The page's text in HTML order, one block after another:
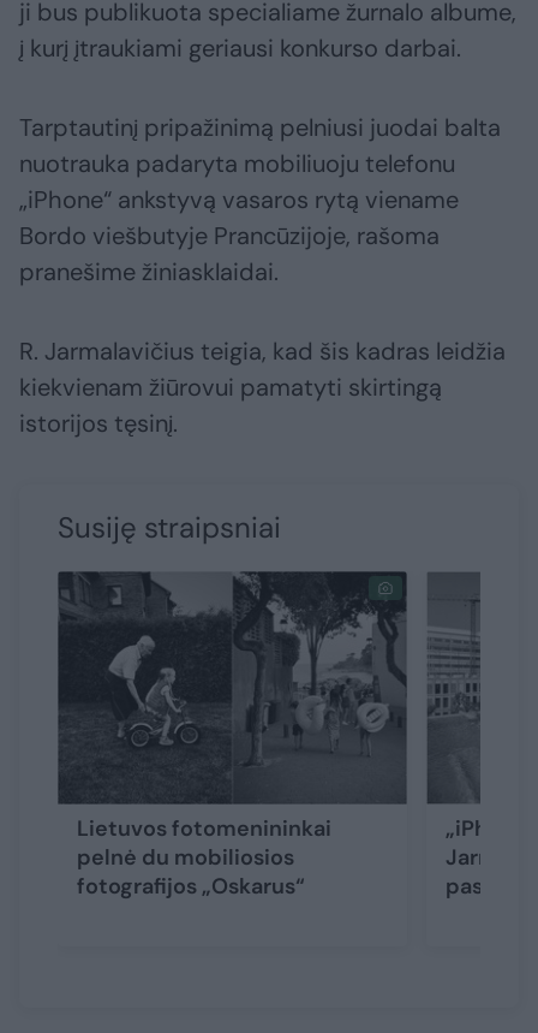
ji bus publikuota specialiame žurnalo albume,
į kurį įtraukiami geriausi konkurso darbai.
Tarptautinį pripažinimą pelniusi juodai balta
nuotrauka padaryta mobiliuoju telefonu
„iPhone“ ankstyvą vasaros rytą viename
Bordo viešbutyje Prancūzijoje, rašoma
pranešime žiniasklaidai.
R. Jarmalavičius teigia, kad šis kadras leidžia
kiekvienam žiūrovui pamatyti skirtingą
istorijos tęsinį.
Susiję straipsniai
Lietuvos fotomenininkai
pelnė du mobiliosios
fotografijos „Oskarus“